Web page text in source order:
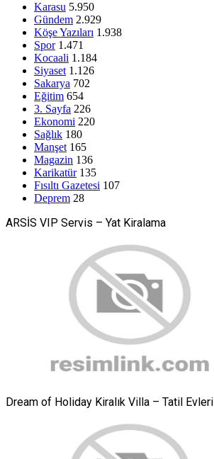
Karasu 5.950
Gündem 2.929
Köşe Yazıları 1.938
Spor 1.471
Kocaali 1.184
Siyaset 1.126
Sakarya 702
Eğitim 654
3. Sayfa 226
Ekonomi 220
Sağlık 180
Manşet 165
Magazin 136
Karikatür 135
Fısıltı Gazetesi 107
Deprem 28
ARSİS VIP Servis – Yat Kiralama
Dream of Holiday Kiralık Villa – Tatil Evleri